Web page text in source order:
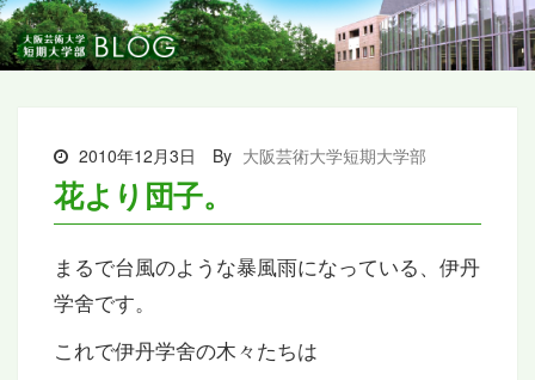
2010年12月3日 By 大阪芸術大学短期大学部
花より団子。
まるで台風のような暴風雨になっている、伊丹
学舍です。
これで伊丹学舍の木々たちは